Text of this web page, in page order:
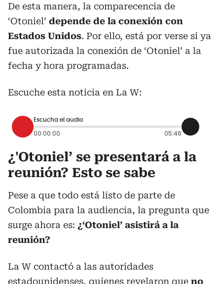
De esta manera, la comparecencia de
‘Otoniel’ depende de la conexión con
Estados Unidos. Por ello, está por verse si ya
fue autorizada la conexión de ‘Otoniel’ a la
fecha y hora programadas.
Escuche esta noticia en La W:
Escucha el audio
00:00:00 05:46
¿'Otoniel’ se presentará a la
reunión? Esto se sabe
Pese a que todo está listo de parte de
Colombia para la audiencia, la pregunta que
surge ahora es: ¿‘Otoniel’ asistirá a la
reunión?
La W contactó a las autoridades
estadounidenses, quienes revelaron que no